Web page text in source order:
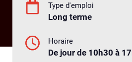
Type d'emploi
Long terme
Horaire
De jour de 10h30 à